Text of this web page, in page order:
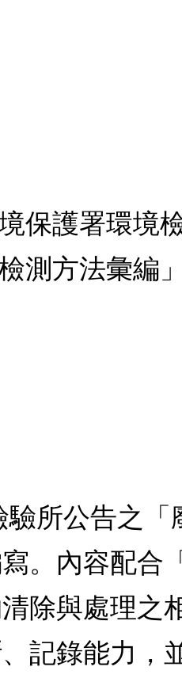
保護署環境
測方法彙編
所公告之「
。內容配合
除與處理之
記錄能力，